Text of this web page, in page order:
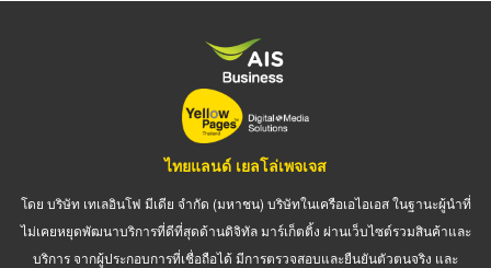
ไทยแลนด์ เยลโล่เพจเจส
โดย บริษัท เทเลอินโฟ มีเดีย จำกัด (มหาชน) บริษัทในเครือเอไอเอส ในฐานะผู้นำที่
ไม่เคยหยุดพัฒนาบริการที่ดีที่สุดด้านดิจิทัล มาร์เก็ตติ้ง ผ่านเว็บไซต์รวมสินค้าและ
บริการ จากผู้ประกอบการที่เชื่อถือได้ มีการตรวจสอบและยืนยันตัวตนจริง และ